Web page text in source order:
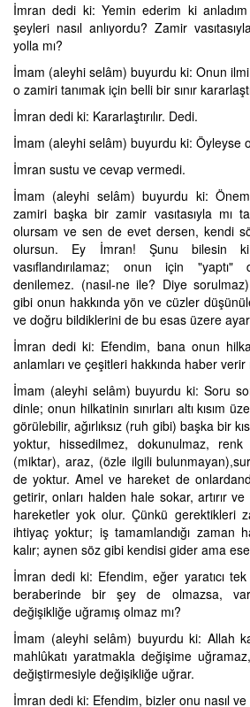
İmran dedi ki: Yemin ederim ki
şeyleri nasıl anlıyordu? Zamir
yolla mı?
İmam (aleyhi selâm) buyurdu ki: Onun ilmi
o zamiri tanımak için belli bir sınır
İmran dedi ki: Kararlaştırılır. Dedi.
İmam (aleyhi selâm) buyurdu ki: Öyleyse
İmran sustu ve cevap vermedi.
İmam (aleyhi selâm) buyurdu ki:
zamiri başka bir zamir vasıtasıyla mı
olursam ve sen de evet dersen, kendi
olursun. Ey İmran! Şunu bilesin
vasıflandırılamaz; onun için
denilemez. (nasıl-ne ile? Diye
gibi onun hakkında yön ve cüzler
ve doğru bildiklerini de bu esas üzere
İmran dedi ki: Efendim, bana onun
anlamları ve çeşitleri hakkında haber verir
İmam (aleyhi selâm) buyurdu ki: Soru
dinle; onun hilkatinin sınırları altı kısım
görülebilir, ağırlıksız (ruh gibi) başka bir
yoktur, hissedilmez, dokunulmaz,
(miktar), araz, (özle ilgili
de yoktur. Amel ve hareket de
getirir, onları halden hale sokar, artırır
hareketler yok olur. Çünkü gerektikleri
ihtiyaç yoktur; iş tamamlandığı zaman
kalır; aynen söz gibi kendisi gider ama
İmran dedi ki: Efendim, eğer yaratıcı
beraberinde bir şey de olmazsa,
değişikliğe uğramış olmaz mı?
İmam (aleyhi selâm) buyurdu ki: Allah
mahlûkatı yaratmakla değişime
değiştirmesiyle değişikliğe uğrar.
İmran dedi ki: Efendim, bizler onu nasıl ve